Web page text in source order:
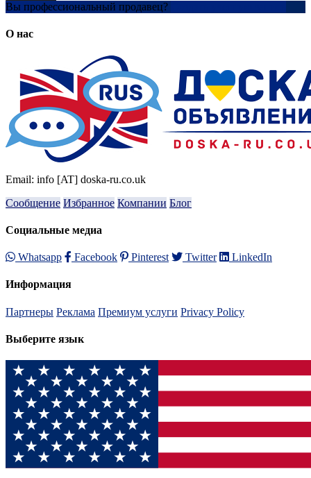
Вы профессиональный продавец?
О нас
Email: info [AT] doska-ru.co.uk
Сообщение Избранное Компании Блог
Социальные медиа
Whatsapp Facebook Pinterest Twitter LinkedIn
Информация
Партнеры Реклама Премиум услуги Privacy Policy
Выберите язык